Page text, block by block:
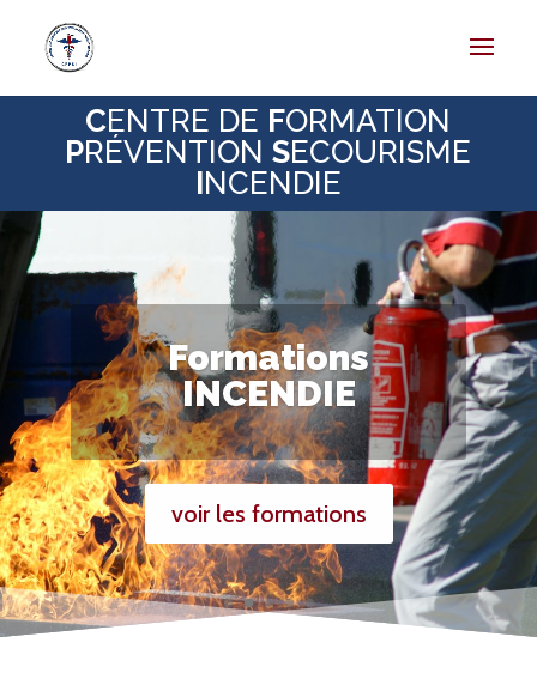
CENTRE DE FORMATION
PRÉVENTIONSECOURISME
INCENDIE
Formations
INCENDIE
voir les formations